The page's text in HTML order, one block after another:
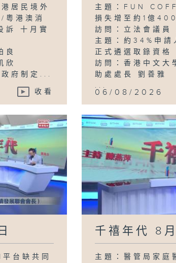
居民境外
粵港澳消
訴 十月實
良
欣
政府制定...
收看
主題：FUN
損失增至約1億
訪問：立法會議員
主題：約34%申請
正式遴選取錄資格
訪問：香港中文大
助處處長 劉善雅
...
06/08/2026
台缺共同
千禧年代 8
主題：醫管局家庭